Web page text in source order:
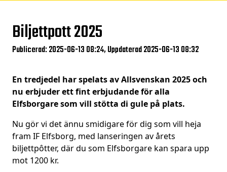
Biljettpott 2025
Publicerad: 2025-06-13 08:24, Uppdaterad 2025-06-13 08:32
En tredjedel har spelats av Allsvenskan 2025 och
nu erbjuder ett fint erbjudande för alla
Elfsborgare som vill stötta di gule på plats.
Nu gör vi det ännu smidigare för dig som vill heja
fram IF Elfsborg, med lanseringen av årets
biljettpôtter, där du som Elfsborgare kan spara upp
mot 1200 kr.